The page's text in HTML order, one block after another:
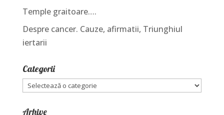
Temple graitoare….
Despre cancer. Cauze, afirmatii, Triunghiul
iertarii
Categorii
Categorii
Arhive